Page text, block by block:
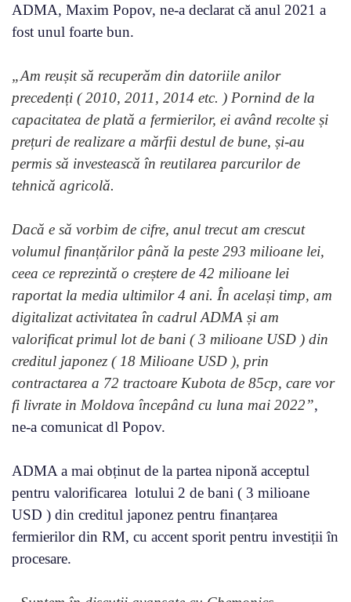
ADMA, Maxim Popov, ne-a declarat că anul 2021 a
fost unul foarte bun.
„Am reușit să recuperăm din datoriile anilor
precedenți ( 2010, 2011, 2014 etc. ) Pornind de la
capacitatea de plată a fermierilor, ei având recolte și
prețuri de realizare a mărfii destul de bune, și-au
permis să investească în reutilarea parcurilor de
tehnică agricolă.
Dacă e să vorbim de cifre, anul trecut am crescut
volumul finanțărilor până la peste 293 milioane lei,
ceea ce reprezintă o creștere de 42 milioane lei
raportat la media ultimilor 4 ani. În același timp, am
digitalizat activitatea în cadrul ADMA și am
valorificat primul lot de bani ( 3 milioane USD ) din
creditul japonez ( 18 Milioane USD ), prin
contractarea a 72 tractoare Kubota de 85cp, care vor
fi livrate in Moldova începând cu luna mai 2022”,
ne-a comunicat dl Popov.
ADMA a mai obținut de la partea niponă acceptul
pentru valorificarea lotului 2 de bani ( 3 milioane
USD ) din creditul japonez pentru finanțarea
fermierilor din RM, cu accent sporit pentru investiții în
procesare.